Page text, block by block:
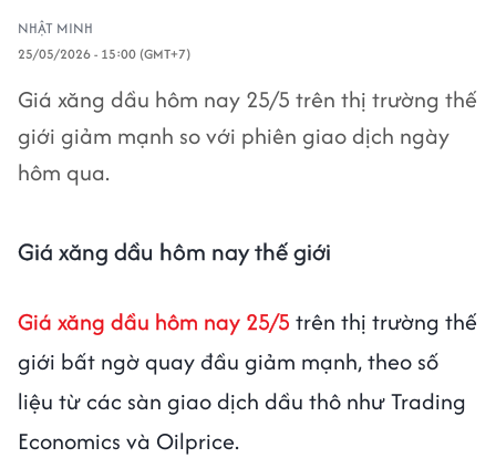
NHẬT MINH
25/05/2026 - 15:00 (GMT+7)
Giá xăng dầu hôm nay 25/5 trên thị trường thế
giới giảm mạnh so với phiên giao dịch ngày
hôm qua.
Giá xăng dầu hôm nay thế giới
Giá xăng dầu hôm nay 25/5 trên thị trường thế
giới bất ngờ quay đầu giảm mạnh, theo số
liệu từ các sàn giao dịch dầu thô như Trading
Economics và Oilprice.